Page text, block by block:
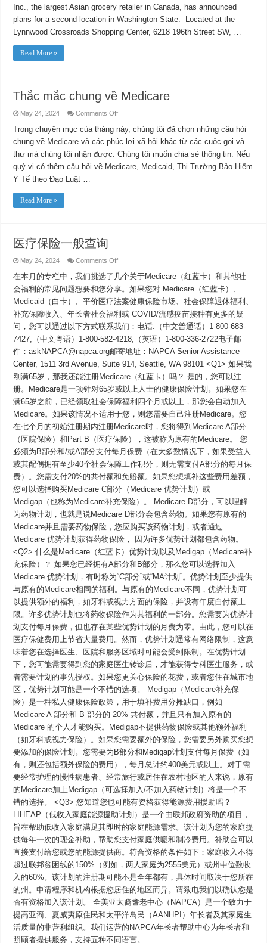
Inc., the largest Asian grocery retailer in Canada, has announced
plans for a second location in Washington State. Located at the
Lynnwood Crossroads Shopping Center, 6218 196th Street SW, …
Read More »
Thắc mắc chung về Medicare
May 24, 2024 Comments Offon
mắc
chung
về
Trong chuyên mục của tháng này, chúng tôi đã chọn những câu hỏi
chung về Medicare và các phúc lợi xã hội khác từ các cuộc gọi và
thư mà chúng tôi nhận được. Chúng tôi muốn chia sẻ thông tin. Nếu
quý vị có thêm câu hỏi về Medicare, Medicaid, Thị Trường Bảo Hiểm
Y Tế theo Đạo Luật …
Read More »
医疗保险一般查询
May 24, 2024 Comments Offon
疗
保
险
一
般
查
询
在本月的专栏中，我们挑选了几个关于Medicare（红蓝卡）和其他社
会福利的常见问题想要和您分享。如果您对 Medicare（红蓝卡）、
Medicaid（白卡）、平价医疗法案健康保险市场、社会保障退休福利、
补充保障收入、年长者社会福利或 COVID/流感疫苗接种有更多的疑
问，您可以通过以下方式联系我们：电话:（中文普通话）1-800-683-
7427,（中文粤语）1-800-582-4218,（英语）1-800-336-2722电子邮
件：askNAPCA@napca.org邮寄地址：NAPCA Senior Assistance
Center, 1511 3rd Avenue, Suite 914, Seattle, WA 98101 <Q1> 如果我
刚满65岁，那我还能注册Medicare（红蓝卡）吗？ 是的，您可以注
册。Medicare是一项针对65岁或以上人士的健康保险计划。如果您在
满65岁之前，已经领取社会保障福利四个月或以上，那您会自动加入
Medicare。如果该情况不适用于您，则您需要自己注册Medicare。您
在七个月的初始注册期内注册Medicare时，您将得到Medicare A部分
（医院保险）和Part B（医疗保险），这被称为原有的Medicare。 您
必须为B部分和/或A部分支付每月保费（在大多数情况下，如果受益人
或其配偶拥有至少40个社会保障工作积分，则无需支付A部分的每月保
费）。您需支付20%的共付额和免赔额。如果您想填补这些费用差额，
您可以选择购买Medicare C部分（Medicare 优势计划）或
Medigap（也称为Medicare补充保险）。 Medicare D部分，可以理解
为药物计划，也就是说Medicare D部分会包含药物。如果您有原有的
Medicare并且需要药物保险，您应购买该药物计划，或者通过
Medicare 优势计划获得药物保险， 因为许多优势计划都包含药物。
<Q2> 什么是Medicare（红蓝卡）优势计划以及Medigap（Medicare补
充保险）？ 如果您已经拥有A部分和B部分，那么您可以选择加入
Medicare 优势计划，有时称为“C部分”或“MA计划”。优势计划至少提供
与原有的Medicare相同的福利。与原有的Medicare不同，优势计划可
以提供额外的福利，如牙科或视力方面的保险，并设有年度自付额上
限。许多优势计划也将药物保险作为其福利的一部分。您需要为优势计
划支付每月保费，但也存在某些优势计划的月费为零。由此，您可以在
医疗保健费用上节省大量费用。然而，优势计划通常有网络限制，这意
味着您在选择医生、医院和服务区域时可能会受到限制。在优势计划
下，您可能需要得到您的家庭医生转诊后，才能获得专科医生服务，或
者需要计划的事先授权。如果您更关心保险的花费，或者您住在城市地
区，优势计划可能是一个不错的选项。 Medigap（Medicare补充保
险）是一种私人健康保险政策，用于填补费用分摊缺口，例如
Medicare A 部分和 B 部分的 20% 共付额，并且只有加入原有的
Medicare 的个人才能购买。Medigap不提供药物保险或其他额外福利
（如牙科或视力保险）。如果您需要额外的保险，您需要另外购买您想
要添加的保险计划。您需要为B部分和Medigap计划支付每月保费（如
有，则还包括额外保险的费用），每月总计约400美元或以上。对于需
要经常护理的慢性病患者、经常旅行或居住在农村地区的人来说，原有
的Medicare加上Medigap（可选择加入/不加入药物计划）将是一个不
错的选择。 <Q3> 您知道您也可能有资格获得能源费用援助吗？
LIHEAP（低收入家庭能源援助计划）是一个由联邦政府资助的项目，
旨在帮助低收入家庭满足其即时的家庭能源需求。该计划为您的家庭提
供每年一次的现金补助，帮助您支付家庭供暖和制冷费用。补助金可以
直接支付给您或您的能源提供商。符合资格的条件如下：家庭收入不得
超过联邦贫困线的150%（例如，两人家庭为2555美元）或州中位数收
入的60%。该计划的注册期可能不是全年都有，具体时间取决于您所在
的州。申请程序和机构根据您居住的地区而异。请致电我们以确认您是
否有资格加入该计划。 全美亚太裔耆老中心（NAPCA）是一个致力于
提高亚裔、夏威夷原住民和太平洋岛民（AANHPI）年长者及其家庭生
活质量的非营利组织。我们运营的NAPCA年长者帮助中心为年长者和
照顾者提供服务，支持五种不同语言。